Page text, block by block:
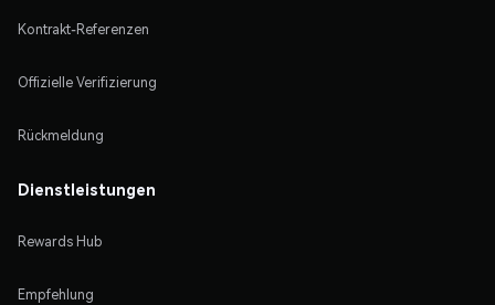
Kontrakt-Referenzen
Offizielle Verifizierung
Rückmeldung
Dienstleistungen
Rewards Hub
Empfehlung